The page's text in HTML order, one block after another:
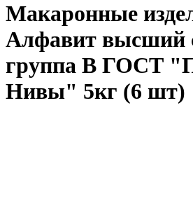
Макаронные
Алфавит высший
группа В ГОСТ
Нивы" 5кг (6 шт)